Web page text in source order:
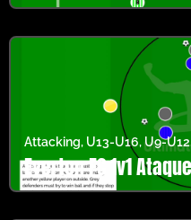
Attacking, U13-U16,U9-U12
Everton FC 1v1